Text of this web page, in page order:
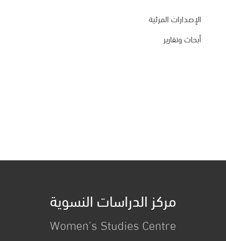
الإصدارات المرئية
أبحاث وتقارير
مركز الدراسات النسوية
Women’s Studies Centre